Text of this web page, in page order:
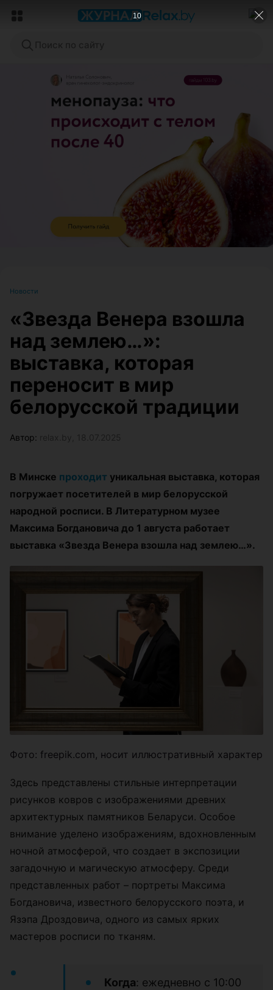
ЭФФЕКТИВНАЯ РЕКЛАМА НА САЙТЕ
Новости
«Звезда Венера взошла
над землею…»:
выставка, которая
переносит в мир
белорусской традиции
Автор:
В Минске проходит уникальная выставка, которая
погружает посетителей в мир белорусской
народной росписи. В Литературном музее
Максима Богдановича до 1 августа работает
выставка «Звезда Венера взошла над землею…».
Фото: freepik.com, носит иллюстративный характер
Здесь представлены стильные интерпретации
рисунков ковров с изображениями древних
архитектурных памятников Беларуси. Особое
внимание уделено изображениям, вдохновленным
ночной атмосферой, что создает в экспозиции
загадочную и магическую атмосферу. Среди
представленных работ – портреты Максима
Богдановича, известного белорусского поэта, и
Язэпа Дроздовича, одного из самых ярких
мастеров росписи по тканям.
Когда: ежедневно с 10:00
8